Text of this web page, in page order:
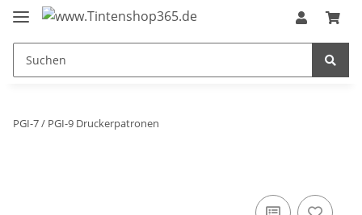
PGI-7 / PGI-9 Druckerpatronen